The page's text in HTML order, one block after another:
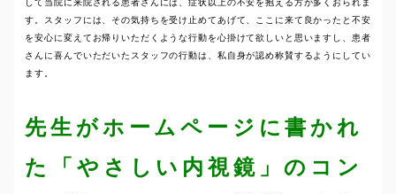
して当院に来院される患者さんには、症状以上の不安を抱える方が多くおられま
す。スタッフには、その気持ちを受け止めてあげて、ここに来て良かったと不安
を安心に変えてお帰りいただくような行動を心掛けて欲しいと思いますし、患者
さんに喜んでいただいたスタッフの行動は、私自身が認め称賛するようにしてい
ます。
先生がホームページに書かれ
た「やさしい内視鏡」のコン